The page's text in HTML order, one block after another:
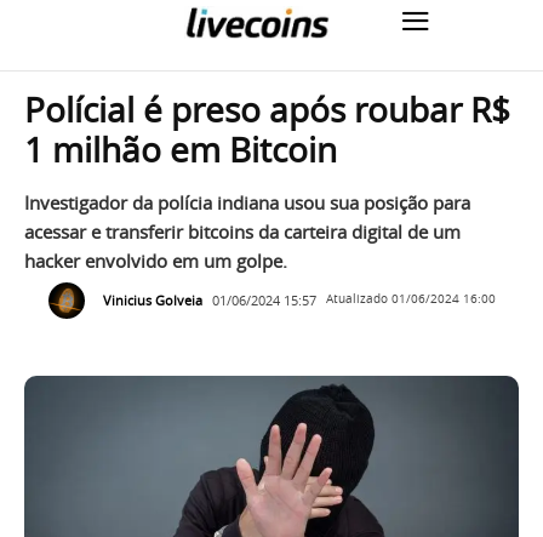
Polícial é preso após roubar R$
1 milhão em Bitcoin
Investigador da polícia indiana usou sua posição para
acessar e transferir bitcoins da carteira digital de um
hacker envolvido em um golpe.
Vinicius Golveia 01/06/2024 15:57 Atualizado 01/06/2024 16:00